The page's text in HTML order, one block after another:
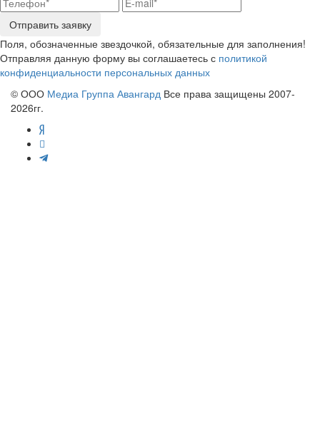
Отправить заявку
Поля, обозначенные звездочкой, обязательные для заполнения!
Отправляя данную форму вы соглашаетесь с политикой
конфиденциальности персональных данных
© ООО Медиа Группа Авангард Все права защищены 2007-
2026гг.